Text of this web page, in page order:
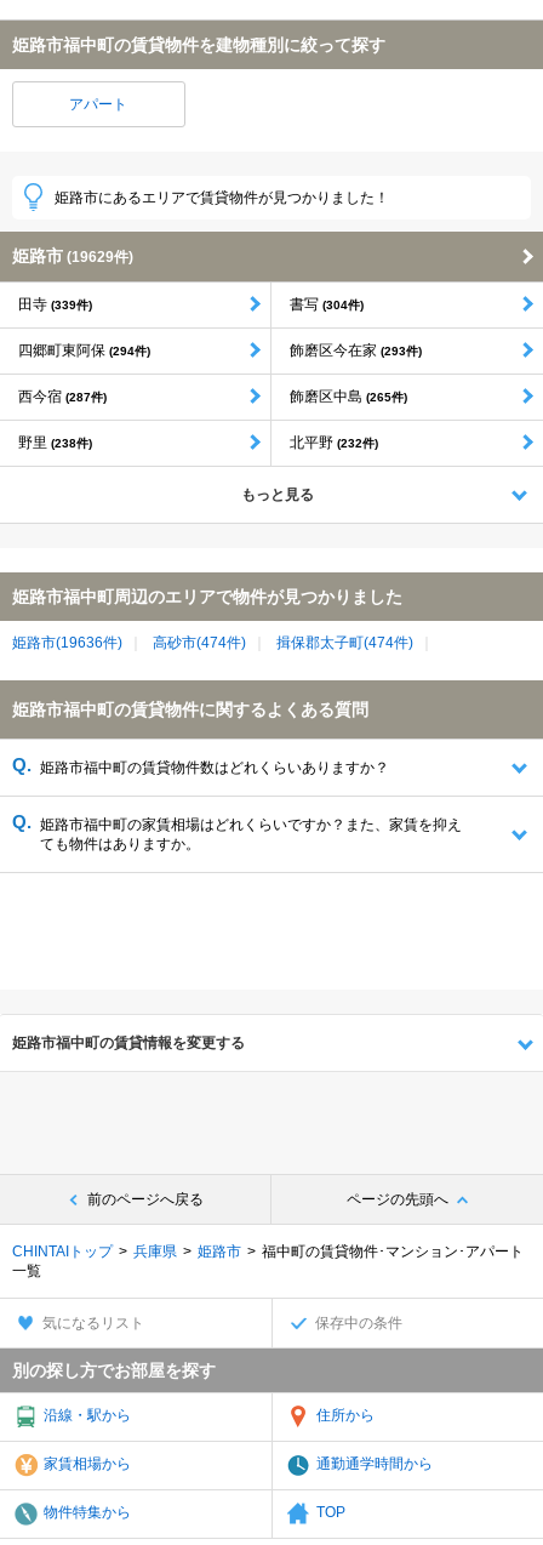
姫路市福中町の賃貸物件を建物種別に絞って探す
アパート
姫路市にあるエリアで賃貸物件が見つかりました！
姫路市 (19629件)
田寺 (339件) 書写 (304件)
四郷町東阿保 (294件) 飾磨区今在家 (293件)
西今宿 (287件) 飾磨区中島 (265件)
野里 (238件) 北平野 (232件)
もっと見る
姫路市福中町周辺のエリアで物件が見つかりました
姫路市(19636件) 高砂市(474件) 揖保郡太子町(474件)
姫路市福中町の賃貸物件に関するよくある質問
姫路市福中町の賃貸物件数はどれくらいありますか？
姫路市福中町の家賃相場はどれくらいですか？また、家賃を抑え
ても物件はありますか。
姫路市福中町の賃貸情報を変更する
前のページへ戻る ページの先頭へ
CHINTAIトップ 兵庫県 姫路市
福中町の賃貸物件･マンション･アパート
一覧
気になるリスト 保存中の条件
別の探し方でお部屋を探す
沿線・駅から 住所から
家賃相場から 通勤通学時間から
物件特集から TOP